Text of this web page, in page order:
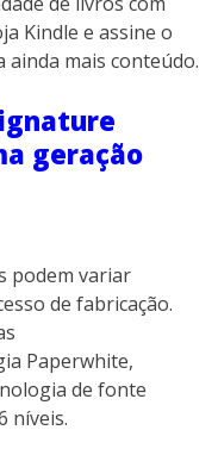
Kindle e assine o
ainda mais conteúdo.
geração
podem variar
de fabricação.
Paperwhite,
de fonte
níveis.